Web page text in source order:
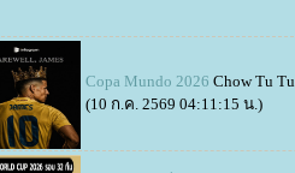
Copa Mundo 2026 Chow Tu Tu
(10 ก.ค. 2569 04:11:15 น.)